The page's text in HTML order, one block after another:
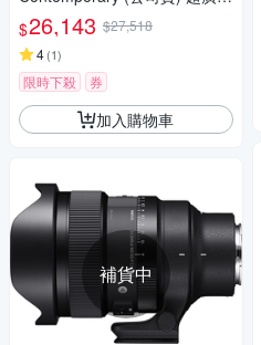
大光圈變焦鏡 全片幅微單眼鏡
頭
$26,143 $27,518
4(1)
限時下殺 券
加入購物車
補貨中